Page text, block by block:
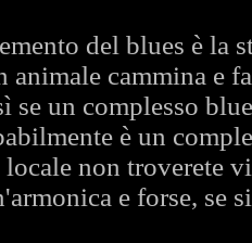
del blues è la
animale cammina e
se un complesso
è un
non troverete
e forse, se